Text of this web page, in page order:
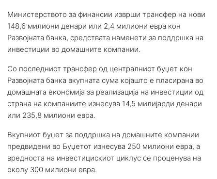
Министерството за финансии изврши трансфер на нови
148,6 милиони денари или 2,4 милиони евра кон
Развојната банка, средствата наменети за поддршка на
инвестиции во домашните компании.
Со последниот трансфер од централниот буџет кон
Развојната банка вкупната сума којашто е пласирана во
домашната економија за реализација на инвестиции од
страна на компаниите изнесува 14,5 милијарди денари
или 235,8 милиони евра.
Вкупниот буџет за поддршка на домашните компании
предвидени во Буџетот изнесува 250 милиони евра, а
вредноста на инвестицискиот циклус се проценува на
околу 300 милиони евра.